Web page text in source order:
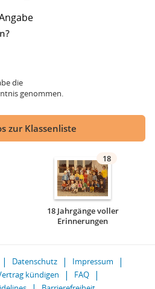
die
genommen.
zur Klassenliste
18
18 Jahrgänge voller
Erinnerungen
Datenschutz
Impressum
kündigen
FAQ